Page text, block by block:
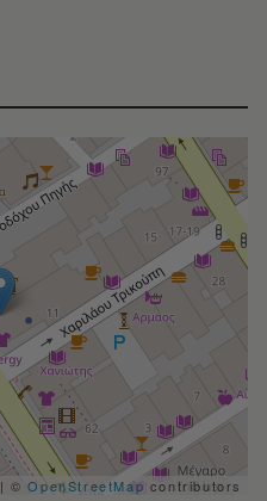
| ©OpenStreetMap contributors